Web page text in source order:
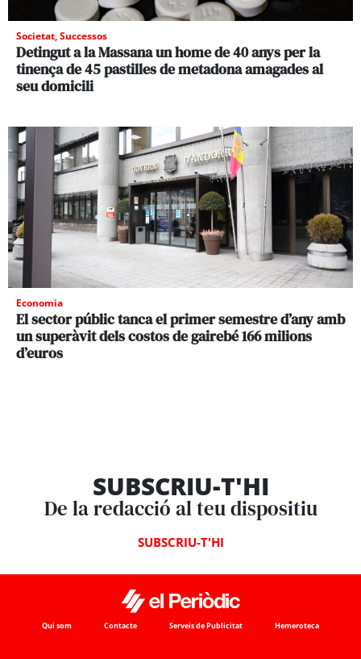
Societat,Successos
Detingut a la Massana un home de 40 anys per la
tinença de 45 pastilles de metadona amagades al
seu domicili
Economia
El sector públic tanca el primer semestre d’any amb
un superàvit dels costos de gairebé 166 milions
d’euros
SUBSCRIU-T'HI
De la redacció al teu dispositiu
SUBSCRIU-T'HI
Qui som Contacte Serveis de Publicitat Hemeroteca